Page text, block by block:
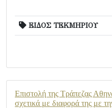
ΕΙΔΟΣ ΤΕΚΜΗΡΙΟΥ
Επιστολή της Τράπεζας
σχετικά με διαφορά της με